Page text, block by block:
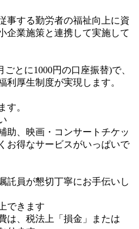
事する勤労者の福祉向上に資
企業施策と連携して実施して
とに1000円の口座振替)で、
利厚生制度が実現します。
す。
助、映画・コンサートチケッ
お得なサービスがいっぱいで
託員が懇切丁寧にお手伝いし
できます
は、税法上「損金」または